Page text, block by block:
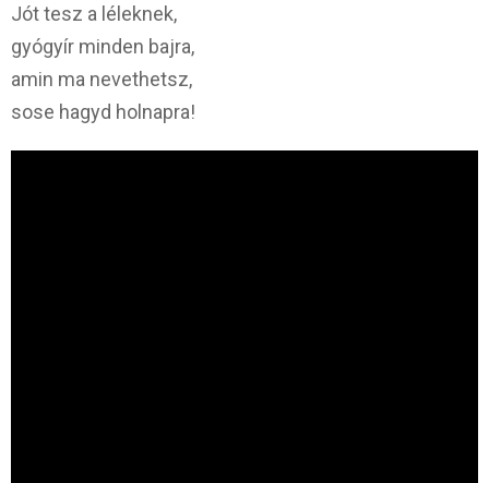
Jót tesz a léleknek,
gyógyír minden bajra,
amin ma nevethetsz,
sose hagyd holnapra!